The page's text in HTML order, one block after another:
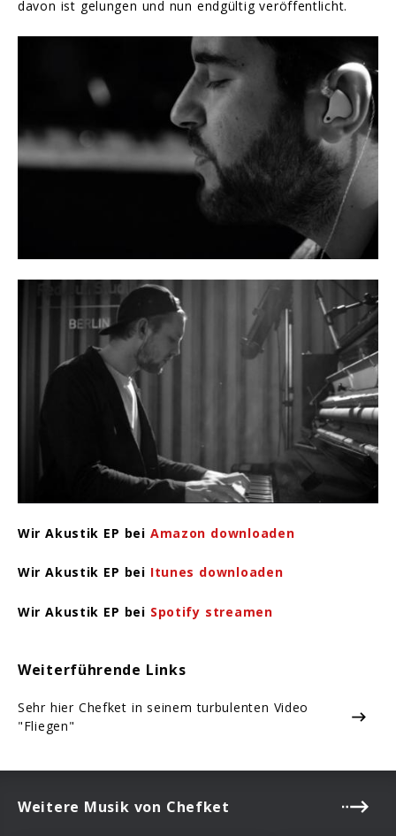
davon ist gelungen und nun endgültig veröffentlicht.
Wir Akustik EP bei Amazon downloaden
Wir Akustik EP bei Itunes downloaden
Wir Akustik EP bei Spotify streamen
Weiterführende Links
Sehr hier Chefket in seinem turbulenten Video
"Fliegen"
Weitere Musik von Chefket